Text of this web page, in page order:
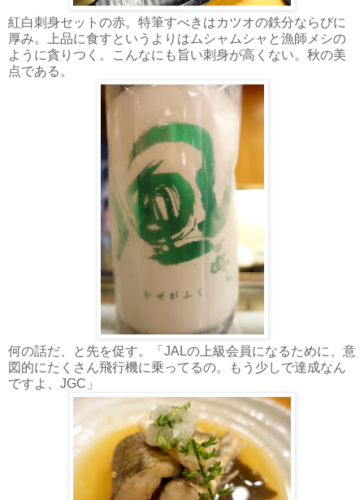
紅白刺身セットの赤。特筆すべきはカツオの鉄分ならびに
厚み。上品に食すというよりはムシャムシャと漁師メシの
ように貪りつく。こんなにも旨い刺身が高くない。秋の美
点である。
何の話だ、と先を促す。「JALの上級会員になるために、意
図的にたくさん飛行機に乗ってるの。もう少しで達成なん
ですよ、JGC」